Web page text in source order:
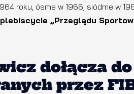
roku, ósme w 1966, siódme w
„Przeglądu
dołącza do
przez